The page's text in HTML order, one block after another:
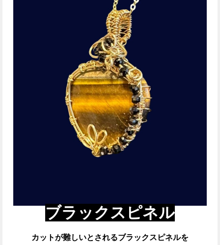
ブラックスピネル
カットが難しいとされるブラックスピネルを